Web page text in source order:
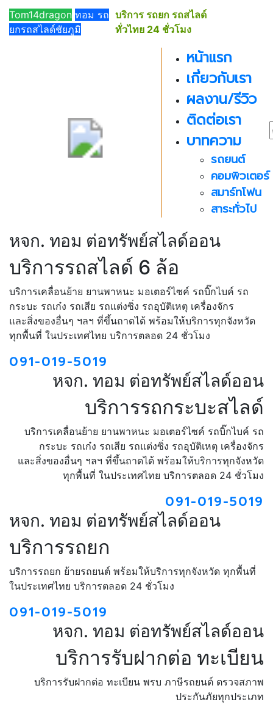
Tom14dragon ทอม รถ
ยกรถสไลด์ชัยภูมิ
บริการ รถยก รถสไลด์
ทั่วไทย 24 ชั่วโมง
หน้าแรก
เกี่ยวกับเรา
ผลงาน/รีวิว
ติดต่อเรา
บาทความ
รถยนต์
คอมพิวเตอร์
สมาร์ทโฟน
สาระทั่วไป
หจก. ทอม ต่อทรัพย์สไลด์ออน
บริการรถสไลด์ 6 ล้อ
บริการเคลื่อนย้าย ยานพาหนะ มอเตอร์ไซค์ รถบิ๊กไบค์ รถ
กระบะ รถเก๋ง รถเสีย รถแต่งซิ่ง รถอุบัติเหตุ เครื่องจักร
และสิ่งของอื่นๆ ฯลฯ ที่ขึ้นถาดได้ พร้อมให้บริการทุกจังหวัด
ทุกพื้นที่ ในประเทศไทย บริการตลอด 24 ชั่วโมง
091-019-5019
หจก. ทอม ต่อทรัพย์สไลด์ออน
บริการรถกระบะสไลด์
บริการเคลื่อนย้าย ยานพาหนะ มอเตอร์ไซค์ รถบิ๊กไบค์ รถ
กระบะ รถเก๋ง รถเสีย รถแต่งซิ่ง รถอุบัติเหตุ เครื่องจักร
และสิ่งของอื่นๆ ฯลฯ ที่ขึ้นถาดได้ พร้อมให้บริการทุกจังหวัด
ทุกพื้นที่ ในประเทศไทย บริการตลอด 24 ชั่วโมง
091-019-5019
หจก. ทอม ต่อทรัพย์สไลด์ออน
บริการรถยก
บริการรถยก ย้ายรถยนต์ พร้อมให้บริการทุกจังหวัด ทุกพื้นที่
ในประเทศไทย บริการตลอด 24 ชั่วโมง
091-019-5019
หจก. ทอม ต่อทรัพย์สไลด์ออน
บริการรับฝากต่อ ทะเบียน
บริการรับฝากต่อ ทะเบียน พรบ ภาษีรถยนต์ ตรวจสภาพ
ประกันภัยทุกประเภท